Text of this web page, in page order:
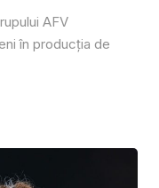
AFV
în producția de